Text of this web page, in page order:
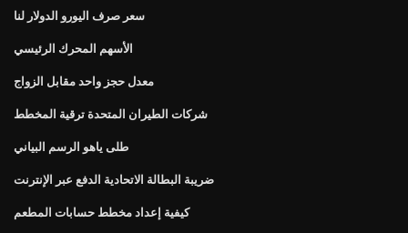
سعر صرف اليورو الدولار لنا
الأسهم المحرك الرئيسي
معدل حجز واحد مقابل الزواج
شركات الطيران المتحدة ترقية المخطط
طلى ياهو الرسم البياني
ضريبة البطالة الاتحادية الدفع عبر الإنترنت
كيفية إعداد مخطط حسابات المطعم